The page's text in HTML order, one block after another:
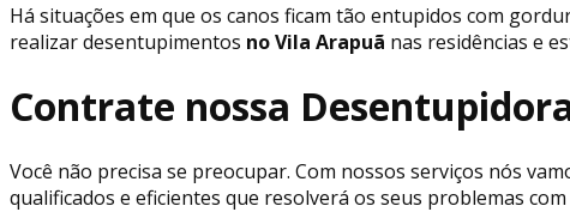
Há situações em que os canos ficam tão entupidos com
realizar desentupimentos no Vila Arapuã nas residências e
Contrate nossa
Você não precisa se preocupar. Com nossos serviços nós
qualificados e eficientes que resolverá os seus problemas